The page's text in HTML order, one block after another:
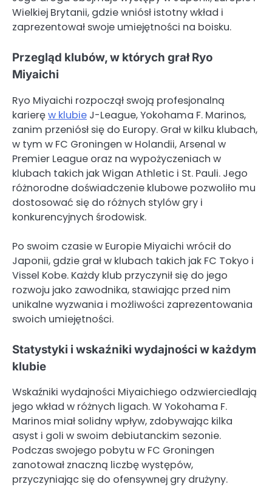
Wielkiej Brytanii, gdzie wniósł istotny wkład i
zaprezentował swoje umiejętności na boisku.
Przegląd klubów, w których grał Ryo
Miyaichi
Ryo Miyaichi rozpoczął swoją profesjonalną
karieręw klubie J-League, Yokohama F. Marinos,
zanim przeniósł się do Europy. Grał w kilku klubach,
w tym w FC Groningen w Holandii, Arsenal w
Premier League oraz na wypożyczeniach w
klubach takich jak Wigan Athletic i St. Pauli. Jego
różnorodne doświadczenie klubowe pozwoliło mu
dostosować się do różnych stylów gry i
konkurencyjnych środowisk.
Po swoim czasie w Europie Miyaichi wrócił do
Japonii, gdzie grał w klubach takich jak FC Tokyo i
Vissel Kobe. Każdy klub przyczynił się do jego
rozwoju jako zawodnika, stawiając przed nim
unikalne wyzwania i możliwości zaprezentowania
swoich umiejętności.
Statystyki i wskaźniki wydajności w każdym
klubie
Wskaźniki wydajności Miyaichiego odzwierciedlają
jego wkład w różnych ligach. W Yokohama F.
Marinos miał solidny wpływ, zdobywając kilka
asyst i goli w swoim debiutanckim sezonie.
Podczas swojego pobytu w FC Groningen
zanotował znaczną liczbę występów,
przyczyniając się do ofensywnej gry drużyny.